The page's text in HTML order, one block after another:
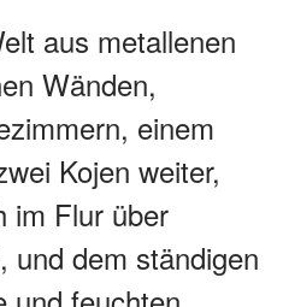
aus metallenen
Wänden,
einem
Kojen weiter,
im Flur über
und dem ständigen